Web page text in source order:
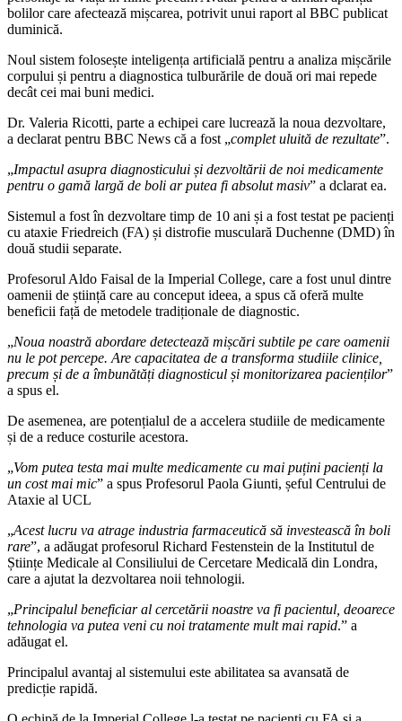
bolilor care afectează mișcarea, potrivit unui raport al BBC publicat
duminică.
Noul sistem folosește inteligența artificială pentru a analiza mișcările
corpului și pentru a diagnostica tulburările de două ori mai repede
decât cei mai buni medici.
Dr. Valeria Ricotti, parte a echipei care lucrează la noua dezvoltare,
a declarat pentru BBC News că a fost „complet uluită de rezultate”.
„Impactul asupra diagnosticului și dezvoltării de noi medicamente
pentru o gamă largă de boli ar putea fi absolut masiv” a dclarat ea.
Sistemul a fost în dezvoltare timp de 10 ani și a fost testat pe pacienți
cu ataxie Friedreich (FA) și distrofie musculară Duchenne (DMD) în
două studii separate.
Profesorul Aldo Faisal de la Imperial College, care a fost unul dintre
oamenii de știință care au conceput ideea, a spus că oferă multe
beneficii față de metodele tradiționale de diagnostic.
„Noua noastră abordare detectează mișcări subtile pe care oamenii
nu le pot percepe. Are capacitatea de a transforma studiile clinice,
precum și de a îmbunătăți diagnosticul și monitorizarea pacienților”
a spus el.
De asemenea, are potențialul de a accelera studiile de medicamente
și de a reduce costurile acestora.
„Vom putea testa mai multe medicamente cu mai puțini pacienți la
un cost mai mic” a spus Profesorul Paola Giunti, șeful Centrului de
Ataxie al UCL
„Acest lucru va atrage industria farmaceutică să investească în boli
rare”, a adăugat profesorul Richard Festenstein de la Institutul de
Științe Medicale al Consiliului de Cercetare Medicală din Londra,
care a ajutat la dezvoltarea noii tehnologii.
„Principalul beneficiar al cercetării noastre va fi pacientul, deoarece
tehnologia va putea veni cu noi tratamente mult mai rapid.” a
adăugat el.
Principalul avantaj al sistemului este abilitatea sa avansată de
predicție rapidă.